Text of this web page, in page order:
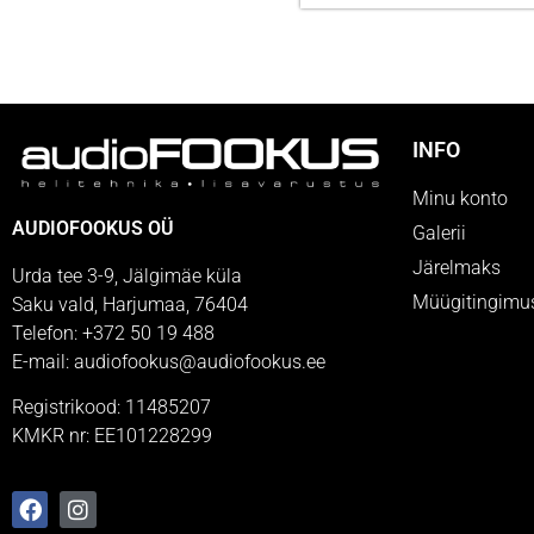
AUDIOFOOKUS OÜ
Urda tee 3-9, Jälgimäe küla
Saku vald, Harjumaa, 76404
Telefon: +372 50 19 488
E-mail: audiofookus@audiofookus.ee
Registrikood: 11485207
KMKR nr: EE101228299
INFO
Minu konto
Galerii
Järelmaks